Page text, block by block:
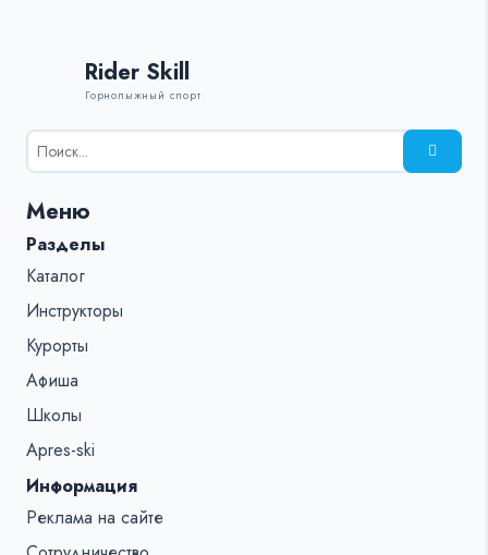
Rider Skill
Горнолыжный спорт
Результаты
поиска
%s:
Меню
Разделы
Каталог
Инструкторы
Курорты
Афиша
Школы
Apres-ski
Информация
Реклама на сайте